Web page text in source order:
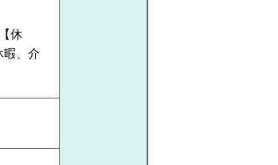
休
暇、介